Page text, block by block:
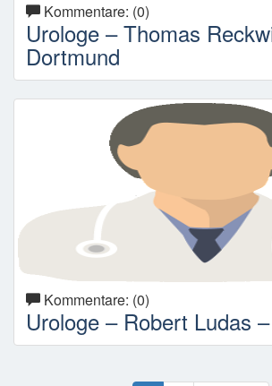
Kommentare: (0)
Urologe – Thomas
Dortmund
Kommentare: (0)
Urologe – Robert Ludas